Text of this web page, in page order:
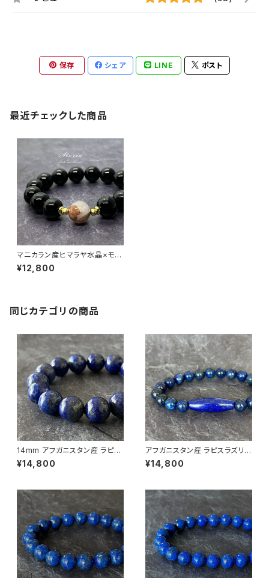
保存 シェア LINE ポスト
最近チェックした商品
マニカラン産ヒマラヤ水晶×モリ
オン（黒水晶）12mm珠 ブレスレ
ット
¥12,800
同じカテゴリの商品
14mm アフガニスタン産 ラピス
ラズリ ブレスレット
¥14,800
アフガニスタン産 ラピスラズリ
天珠ブレスレット
¥14,800